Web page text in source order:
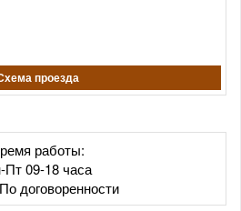
проезда
работы:
Пт 09-18 часа
договоренности